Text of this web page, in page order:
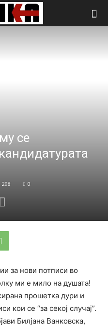
се
298 0
за нови потписи во
ми е мило на душата!
прошетка дури и
кои се “за секој случај”.
Билјана Ванковска,